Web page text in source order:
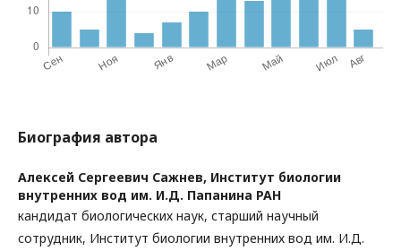
Биография автора
Алексей Сергеевич Сажнев, Институт биологии
внутренних вод им. И.Д. Папанина РАН
кандидат биологических наук, старший научный
сотрудник, Институт биологии внутренних вод им. И.Д.